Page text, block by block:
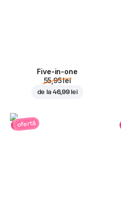
Five-in-one
55,95 lei
de la 46,99 lei
ofertă